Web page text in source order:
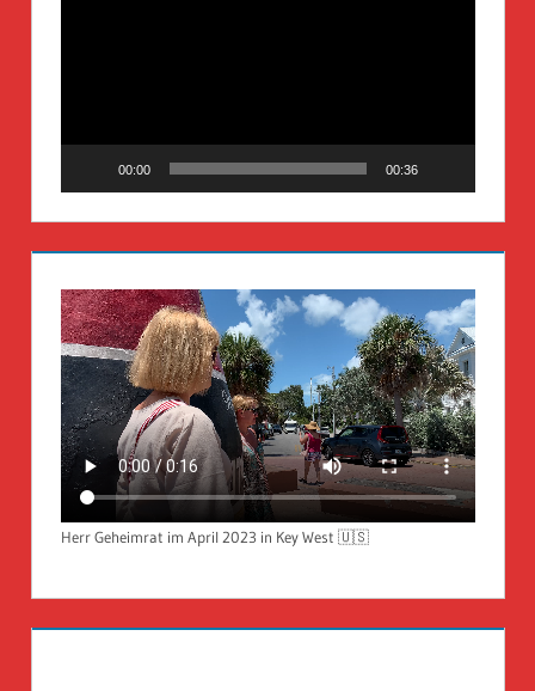
00:00 00:36
Herr Geheimrat im April 2023 in Key West 🇺🇸